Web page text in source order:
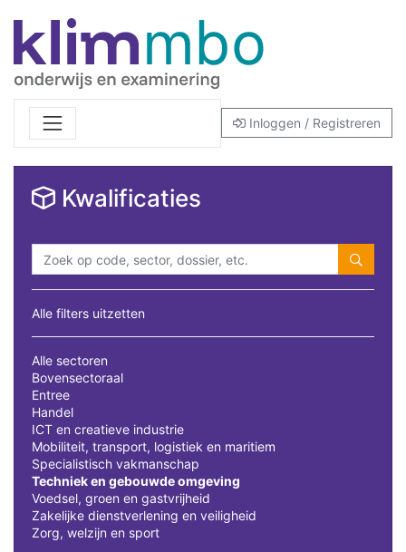
Inloggen / Registreren
Kwalificaties
Alle filters uitzetten
Alle sectoren
Bovensectoraal
Entree
Handel
ICT en creatieve industrie
Mobiliteit, transport, logistiek en maritiem
Specialistisch vakmanschap
Techniek en gebouwde omgeving
Voedsel, groen en gastvrijheid
Zakelijke dienstverlening en veiligheid
Zorg, welzijn en sport